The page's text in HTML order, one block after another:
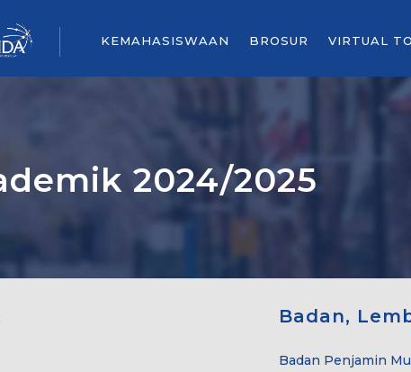
KEMAHASISWAAN BROSUR VIRTUAL
2024/2025
Badan,
Badan Penjamin